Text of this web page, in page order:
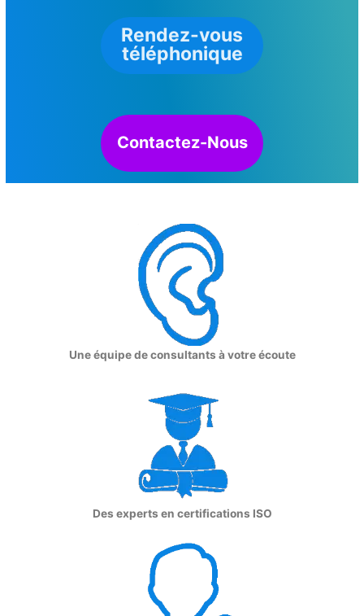
Rendez-vous
téléphonique
Contactez-Nous
Une équipe de consultants à votre écoute
Des experts en certifications ISO